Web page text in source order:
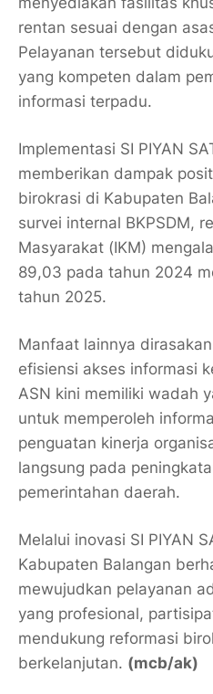
rentan sesuai dengan
Pelayanan tersebut
yang kompeten dalam
informasi terpadu.
Implementasi SI PIYAN
memberikan dampak
birokrasi di Kabupaten
survei internal BKPSDM,
Masyarakat (IKM)
89,03 pada tahun 2024
tahun 2025.
Manfaat lainnya
efisiensi akses informasi
ASN kini memiliki wadah
untuk memperoleh
penguatan kinerja
langsung pada
pemerintahan daerah.
Melalui inovasi SI PIYAN
Kabupaten Balangan
mewujudkan pelayanan
yang profesional,
mendukung reformasi
berkelanjutan. (mcb/ak)